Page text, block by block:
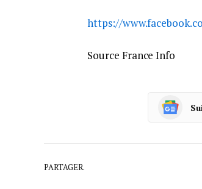
https://
Source France Info
PARTAGER.